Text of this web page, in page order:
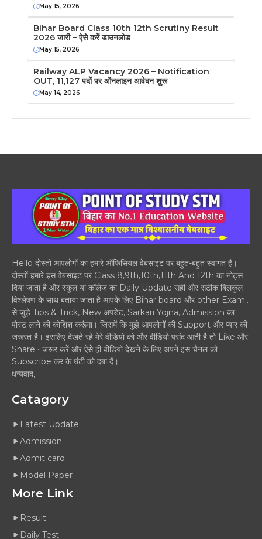
May 15, 2026
Bihar Board Class 10th 12th Scrutiny Result
2026 जारी – ऐसे करें डाउनलोड
May 15, 2026
Railway ALP Vacancy 2026 – Notification
OUT, 11,127 पदों पर ऑनलाइन आवेदन शुरू
May 14, 2026
Hello दोस्तों आपलोगों का हमारे ऑफिसियल वेबसाइट पर बहुत-बहुत स्वागत है।
दोस्तों हमारे इस वेबसाइट पर Class 8,9th,10th,11th And 12th का नोट्स
दिया जाता है और स्कूल या कॉलेज का Daily Update सही और सटीक बिलकुल
विश्लेषण के साथ बताया जाता है आपके लिए Bihar board और other Exam..
से जुड़े Tips & Trick, New अपडेट, Sarkari Yojna, Admission का
पोस्ट लाने की कोशिश करूंगा। जिसमें कि मुझे आपलोगों की Support और प्यार की
जरूरत है। इसलिए देखते रहे मेरे वीडियो को और वीडियो पसंद आती है तो Like और
Share • जरूर करें और ऐसे ही वीडियो देखने के लिए अपने इस चैनल को
Subscribe कर के घंटी को दबा दें।
धन्यवाद,
Catagory
Latest Update
Admission
Admit card
Model Paper
More Link
Result
Daily Test